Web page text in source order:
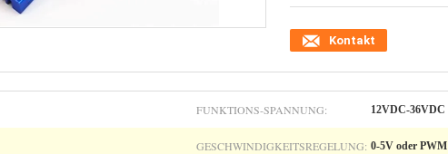
Kontakt
FUNKTIONS-SPANNUNG: 12VDC-36VDC
GESCHWINDIGKEITSREGELUNG: 0-5V oder PWM